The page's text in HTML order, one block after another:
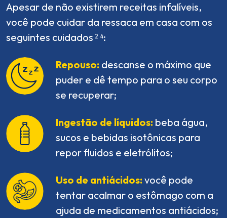
Apesar de não existirem receitas infalíveis,
você pode cuidar da ressaca em casa com os
seguintes cuidados 2 4:
Repouso: descanse o máximo que
puder e dê tempo para o seu corpo
se recuperar;
Ingestão de líquidos: beba água,
sucos e bebidas isotônicas para
repor fluidos e eletrólitos;
Uso de antiácidos: você pode
tentar acalmar o estômago com a
ajuda de medicamentos antiácidos;